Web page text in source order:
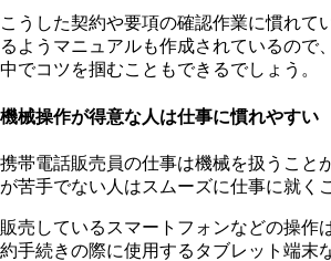
こうした契約や要項の確認作業に慣れて
るようマニュアルも作成されているので
中でコツを掴むこともできるでしょう。
機械操作が得意な人は仕事に慣れやすい
携帯電話販売員の仕事は機械を扱うこと
が苦手でない人はスムーズに仕事に就く
販売しているスマートフォンなどの操作
約手続きの際に使用するタブレット端末